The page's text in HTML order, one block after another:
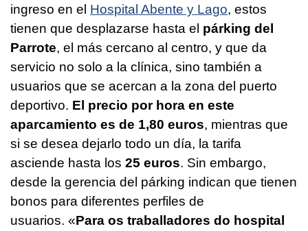
ingreso en el Hospital Abente y Lago, estos
tienen que desplazarse hasta el párking del
Parrote, el más cercano al centro, y que da
servicio no solo a la clínica, sino también a
usuarios que se acercan a la zona del puerto
deportivo. El precio por hora en este
aparcamiento es de 1,80 euros, mientras que
si se desea dejarlo todo un día, la tarifa
asciende hasta los 25 euros. Sin embargo,
desde la gerencia del párking indican que tienen
bonos para diferentes perfiles de
usuarios. «Para os traballadores do hospital